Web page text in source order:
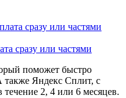
сразу или частями
поможет быстро
также Яндекс Сплит, с
2, 4 или 6 месяцев.